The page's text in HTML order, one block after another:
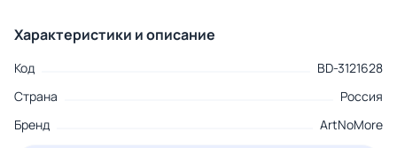
Характеристики и описание
Код
BD-3121628
Страна
Россия
Бренд
ArtNoMore